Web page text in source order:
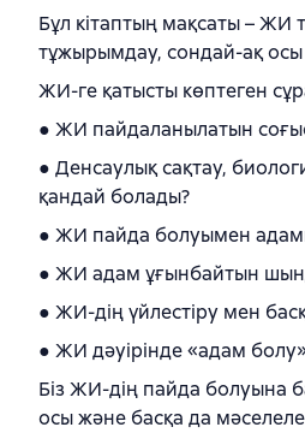
Бұл кітаптың мақсаты – ЖИ
тұжырымдау, сондай-ақ осы
ЖИ-ге қатысты көптеген
● ЖИ пайдаланылатын соғыс
● Денсаулық сақтау,
қандай болады?
● ЖИ пайда болуымен
● ЖИ адам ұғынбайтын
● ЖИ-дің үйлестіру мен
● ЖИ дәуірінде «адам болу»
Біз ЖИ-дің пайда болуына
осы және басқа да